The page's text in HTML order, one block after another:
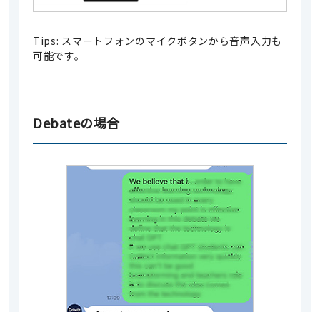
Tips: スマートフォンのマイクボタンから音声入力も
可能です。
Debateの場合